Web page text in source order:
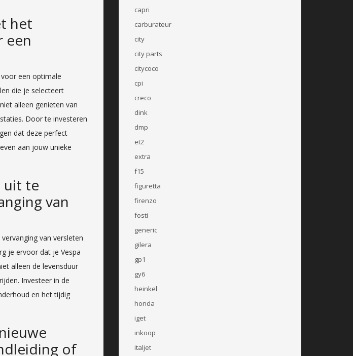
het
een
een optimale
die je selecteert
alleen genieten van
Door te investeren
dat deze perfect
aan jouw unieke
uit te
van
van versleten
je ervoor dat je Vespa
alleen de levensduur
Investeer in de
en het tijdig
of
capri
carburateur
city
city parts
citycoco
cpi
creco
dink
dmp
et2
extra
f15
figuretta
firenzo
fosti
generic
gilera
gp1
gy6
heinkel
honda
iget
inkoop
italjet